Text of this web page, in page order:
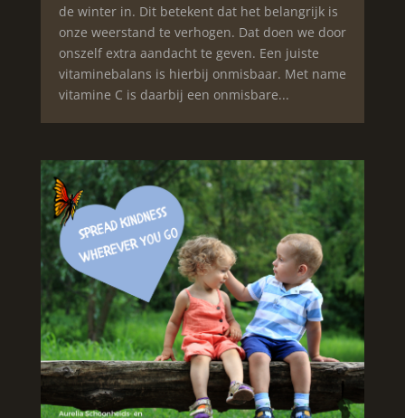
de winter in. Dit betekent dat het belangrijk is
onze weerstand te verhogen. Dat doen we door
onszelf extra aandacht te geven. Een juiste
vitaminebalans is hierbij onmisbaar. Met name
vitamine C is daarbij een onmisbare...